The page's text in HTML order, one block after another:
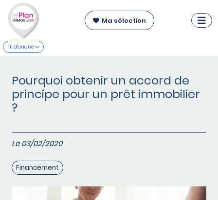
Ma sélection
Fil d'ariane
Pourquoi obtenir un accord de
principe pour un prêt immobilier
?
Le 03/02/2020
Financement